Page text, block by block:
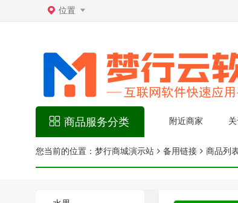
位置
商品服务分类 附近商家
您当前的位置： 梦行商城演示站 备用链接 商品列